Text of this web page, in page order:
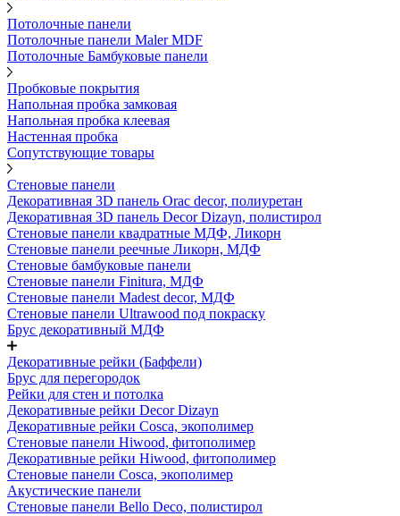
Потолочные панели
Потолочные панели Maler MDF
Потолочные Бамбуковые панели
Пробковые покрытия
Напольная пробка замковая
Напольная пробка клеевая
Настенная пробка
Сопутствующие товары
Стеновые панели
Декоративная 3D панель Orac decor, полиуретан
Декоративная 3D панель Decor Dizayn, полистирол
Стеновые панели квадратные МДФ, Ликорн
Стеновые панели реечные Ликорн, МДФ
Стеновые бамбуковые панели
Стеновые панели Finitura, МДФ
Стеновые панели Madest decor, МДФ
Стеновые панели Ultrawood под покраску
Брус декоративный МДФ
Декоративные рейки (Баффели)
Брус для перегородок
Рейки для стен и потолка
Декоративные рейки Decor Dizayn
Декоративные рейки Cosca, экополимер
Стеновые панели Hiwood, фитополимер
Декоративные рейки Hiwood, фитополимер
Стеновые панели Cosca, экополимер
Акустические панели
Стеновые панели Bello Deco, полистирол